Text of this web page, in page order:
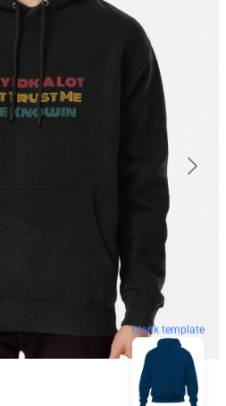
blank template